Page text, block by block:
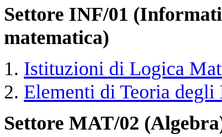
Settore INF/01
matematica)
Istituzioni di Logica
Elementi di Teoria degli
Settore MAT/02